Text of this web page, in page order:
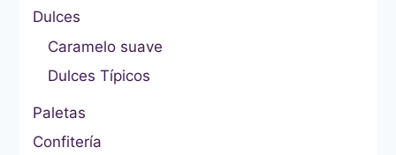
Dulces
Caramelo suave
Dulces Típicos
Paletas
Confitería